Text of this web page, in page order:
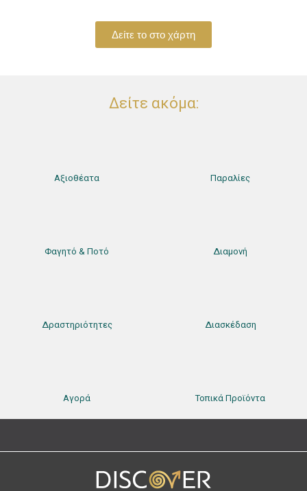
Δείτε το στο χάρτη
Δείτε ακόμα:
Αξιοθέατα Παραλίες
Φαγητό & Ποτό Διαμονή
Δραστηριότητες Διασκέδαση
Αγορά Τοπικά Προϊόντα